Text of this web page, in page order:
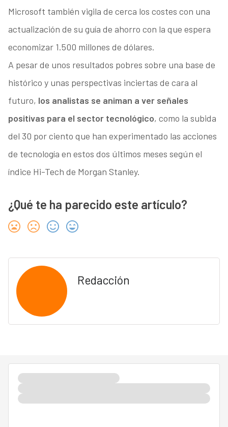
Microsoft también vigila de cerca los costes con una
actualización de su guía de ahorro con la que espera
economizar 1.500 millones de dólares.
A pesar de unos resultados pobres sobre una base de
histórico y unas perspectivas inciertas de cara al
futuro, los analistas se animan a ver señales
positivas para el sector tecnológico, como la subida
del 30 por ciento que han experimentado las acciones
de tecnología en estos dos últimos meses según el
índice Hi-Tech de Morgan Stanley.
¿Qué te ha parecido este artículo?
Redacción